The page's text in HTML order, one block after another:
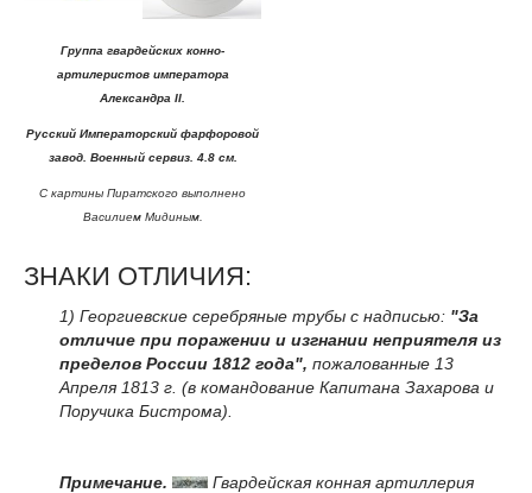
Группа гвардейских конно-
артилеристов императора
Александра II.
Русский Императорский фарфоровой
завод. Военный сервиз. 4.8 см.
С картины Пиратского выполнено
Василием Мидиным.
ЗНАКИ ОТЛИЧИЯ:
1) Георгиевские серебряные трубы с надписью: "За
отличие при поражении и изгнании неприятеля из
пределов России 1812 года", пожалованные 13
Апреля 1813 г. (в командование Капитана Захарова и
Поручика Бистрома).
Примечание.
Гвардейская конная артиллерия